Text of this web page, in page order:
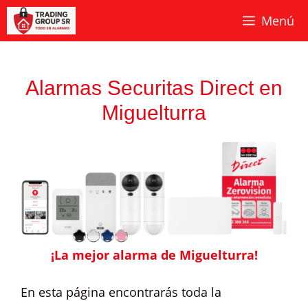
Saltar
contenido
Menú
Alarmas Securitas Direct en
Miguelturra
¡La mejor alarma de Miguelturra!
En esta página encontrarás toda la